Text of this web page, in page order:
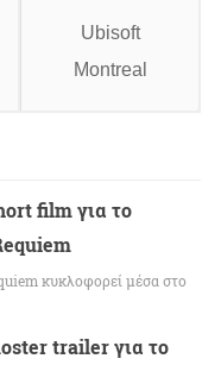
Ubisoft
Montreal
film για το
κυκλοφορεί μέσα στο
trailer για το